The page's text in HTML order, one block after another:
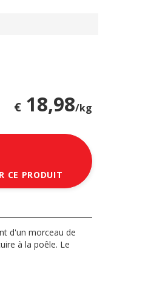
€ 18,98/kg
CE PRODUIT
d'un morceau de
à la poêle. Le